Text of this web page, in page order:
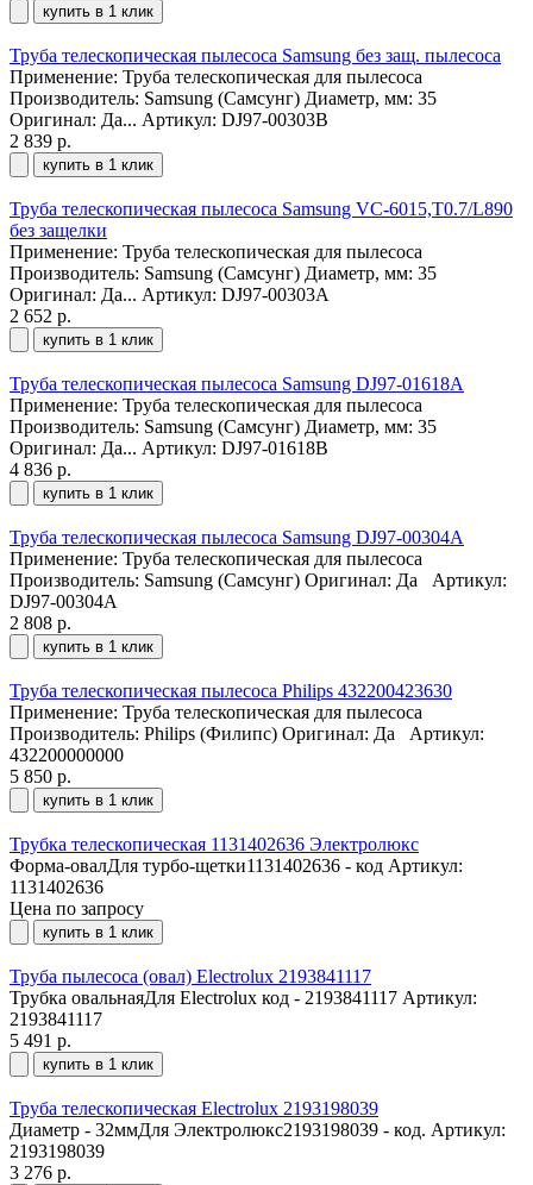
купить в 1 клик
Труба телескопическая пылесоса Samsung без защ. пылесоса
Применение: Труба телескопическая для пылесоса
Производитель: Samsung (Самсунг) Диаметр, мм: 35
Оригинал: Да... Артикул: DJ97-00303B
2 839 р.
купить в 1 клик
Труба телескопическая пылесоса Samsung VC-6015,T0.7/L890
без защелки
Применение: Труба телескопическая для пылесоса
Производитель: Samsung (Самсунг) Диаметр, мм: 35
Оригинал: Да... Артикул: DJ97-00303A
2 652 р.
купить в 1 клик
Труба телескопическая пылесоса Samsung DJ97-01618A
Применение: Труба телескопическая для пылесоса
Производитель: Samsung (Самсунг) Диаметр, мм: 35
Оригинал: Да... Артикул: DJ97-01618B
4 836 р.
купить в 1 клик
Труба телескопическая пылесоса Samsung DJ97-00304A
Применение: Труба телескопическая для пылесоса
Производитель: Samsung (Самсунг) Оригинал: Да
Артикул:
DJ97-00304A
2 808 р.
купить в 1 клик
Труба телескопическая пылесоса Philips 432200423630
Применение: Труба телескопическая для пылесоса
Производитель: Philips (Филипс) Оригинал: Да
Артикул:
432200000000
5 850 р.
купить в 1 клик
Трубка телескопическая 1131402636 Электролюкс
Форма-овалДля турбо-щетки1131402636 - код Артикул:
1131402636
Цена по запросу
купить в 1 клик
Труба пылесоса (овал) Electrolux 2193841117
Трубка овальнаяДля Electrolux код - 2193841117 Артикул:
2193841117
5 491 р.
купить в 1 клик
Труба телескопическая Electrolux 2193198039
Диаметр - 32ммДля Электролюкс2193198039 - код. Артикул:
2193198039
3 276 р.